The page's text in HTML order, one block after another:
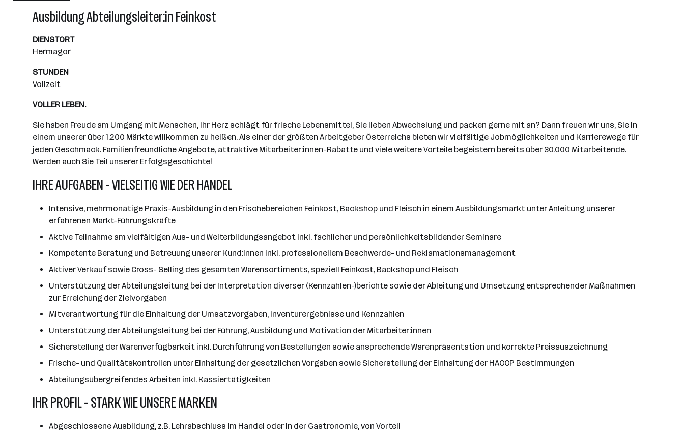
Wiener Neudorf
Ausbildung Abteilungsleiter:in Feinkost
DIENSTORT
Hermagor
STUNDEN
Vollzeit
VOLLER LEBEN.
Sie haben Freude am Umgang mit Menschen, Ihr Herz schlägt für frische Lebensmittel, Sie lieben Abwechslung und packen gerne mit an? Dann freuen wir uns, Sie in
einem unserer über 1.200 Märkte willkommen zu heißen. Als einer der größten Arbeitgeber Österreichs bieten wir vielfältige Jobmöglichkeiten und Karrierewege für
jeden Geschmack. Familienfreundliche Angebote, attraktive Mitarbeiter:innen-Rabatte und viele weitere Vorteile begeistern bereits über 30.000 Mitarbeitende.
Werden auch Sie Teil unserer Erfolgsgeschichte!
IHRE AUFGABEN - VIELSEITIG WIE DER HANDEL
Intensive, mehrmonatige Praxis-Ausbildung in den Frischebereichen Feinkost, Backshop und Fleisch in einem Ausbildungsmarkt unter Anleitung unserer
erfahrenen Markt-Führungskräfte
Aktive Teilnahme am vielfältigen Aus- und Weiterbildungsangebot inkl. fachlicher und persönlichkeitsbildender Seminare
Kompetente Beratung und Betreuung unserer Kund:innen inkl. professionellem Beschwerde- und Reklamationsmanagement
Aktiver Verkauf sowie Cross- Selling des gesamten Warensortiments, speziell Feinkost, Backshop und Fleisch
Unterstützung der Abteilungsleitung bei der Interpretation diverser (Kennzahlen-)berichte sowie der Ableitung und Umsetzung entsprechender Maßnahmen
zur Erreichung der Zielvorgaben
Mitverantwortung für die Einhaltung der Umsatzvorgaben, Inventurergebnisse und Kennzahlen
Unterstützung der Abteilungsleitung bei der Führung, Ausbildung und Motivation der Mitarbeiter:innen
Sicherstellung der Warenverfügbarkeit inkl. Durchführung von Bestellungen sowie ansprechende Warenpräsentation und korrekte Preisauszeichnung
Frische- und Qualitätskontrollen unter Einhaltung der gesetzlichen Vorgaben sowie Sicherstellung der Einhaltung der HACCP Bestimmungen
Abteilungsübergreifendes Arbeiten inkl. Kassiertätigkeiten
IHR PROFIL - STARK WIE UNSERE MARKEN
Abgeschlossene Ausbildung, z.B. Lehrabschluss im Handel oder in der Gastronomie, von Vorteil